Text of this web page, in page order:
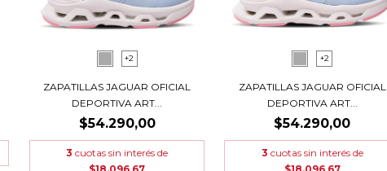
+2
ZAPATILLAS JAGUAR OFICIAL
DEPORTIVA ART...
$54.290,00
3 cuotas sin interés de
+2
ZAPATILLAS JAGUAR OFICIAL
DEPORTIVA ART...
$54.290,00
3 cuotas sin interés de